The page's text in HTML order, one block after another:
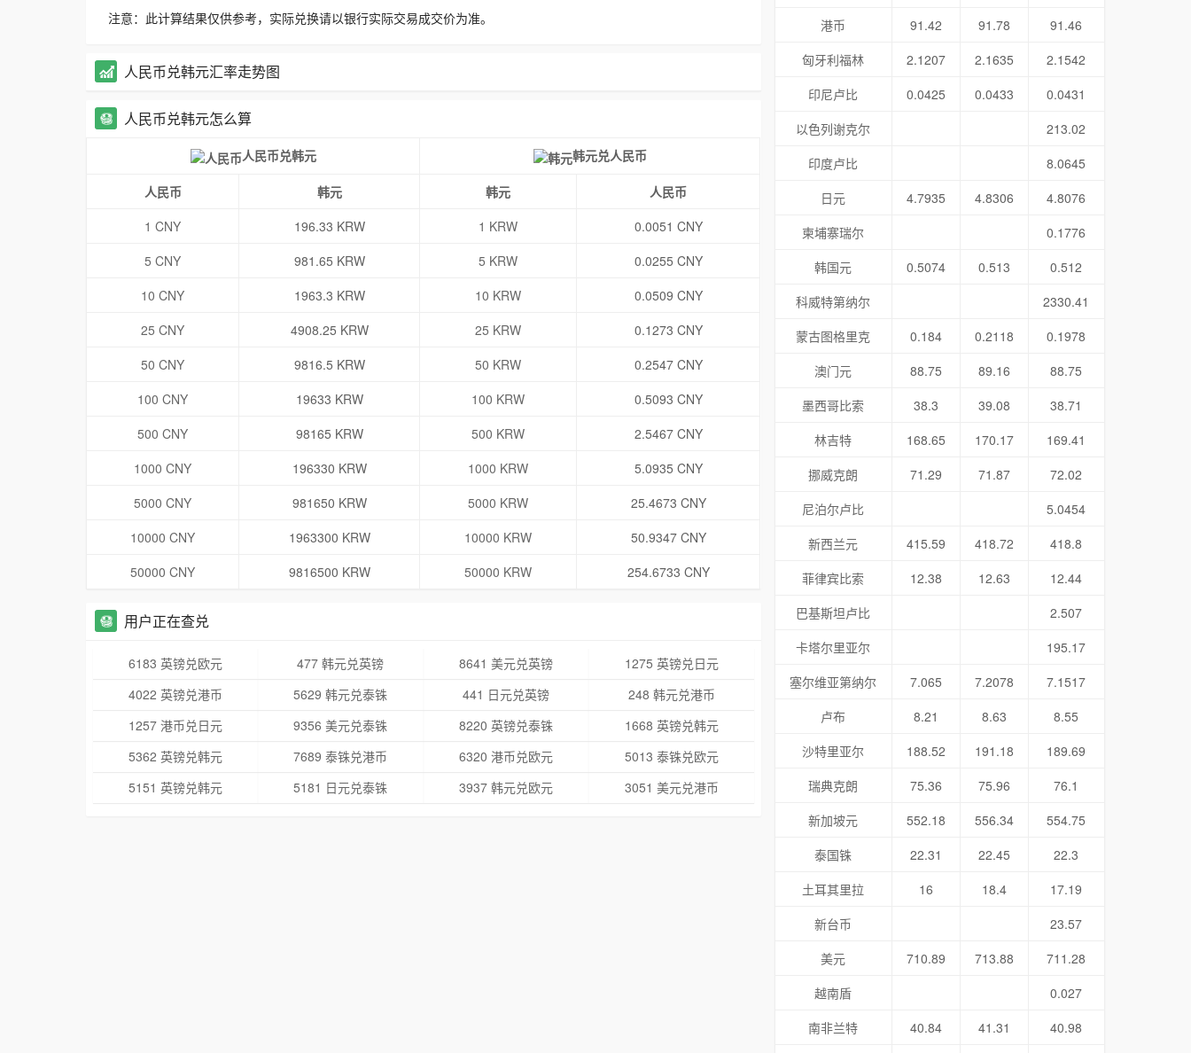
注意：此计算结果仅供参考，实际兑换请以银行实际交易成交价为准。
人民币兑韩元汇率走势图
人民币兑韩元怎么算
人民币兑韩元 韩元兑人民币
人民币 韩元 韩元
人民币
1 CNY
196.33 KRW 1 KRW
0.0051 CNY
5 CNY
981.65 KRW 5 KRW
0.0255 CNY
10 CNY
1963.3 KRW 10 KRW
0.0509 CNY
25 CNY
4908.25 KRW 25 KRW
0.1273 CNY
50 CNY
9816.5 KRW 50 KRW
0.2547 CNY
100 CNY
19633 KRW 100 KRW
0.5093 CNY
500 CNY
98165 KRW 500 KRW
2.5467 CNY
1000 CNY
196330 KRW 1000 KRW
5.0935 CNY
5000 CNY
981650 KRW 5000 KRW
25.4673 CNY
10000 CNY
1963300 KRW 10000 KRW
50.9347 CNY
50000 CNY
9816500 KRW 50000 KRW 254.6733 CNY
用户正在查兑
6183 英镑兑欧元 477 韩元兑英镑 8641 美元兑英镑
1275 英镑兑日元
4022 英镑兑港币
5629 韩元兑泰铢 441 日元兑英镑
248 韩元兑港币
1257 港币兑日元
9356 美元兑泰铢 8220 英镑兑泰铢
1668 英镑兑韩元
5362 英镑兑韩元
7689 泰铢兑港币 6320 港币兑欧元
5013 泰铢兑欧元
5151 英镑兑韩元
5181 日元兑泰铢 3937 韩元兑欧元 3051 美元兑港币
港币
91.42 91.78
91.46
匈牙利福林
2.1207 2.1635
2.1542
印尼卢比
0.0425 0.0433
0.0431
以色列谢克尔
213.02
印度卢比
8.0645
日元
4.7935 4.8306
4.8076
柬埔寨瑞尔
0.1776
韩国元
0.5074 0.513
0.512
科威特第纳尔
2330.41
蒙古图格里克
0.184 0.2118
0.1978
澳门元
88.75 89.16
88.75
墨西哥比索
38.3 39.08
38.71
林吉特
168.65 170.17
169.41
挪威克朗
71.29 71.87
72.02
尼泊尔卢比
5.0454
新西兰元
415.59 418.72
418.8
菲律宾比索
12.38 12.63
12.44
巴基斯坦卢比
2.507
卡塔尔里亚尔
195.17
塞尔维亚第纳尔
7.065 7.2078
7.1517
卢布
8.21 8.63
8.55
沙特里亚尔
188.52 191.18
189.69
瑞典克朗
75.36 75.96
76.1
新加坡元
552.18 556.34
554.75
泰国铢
22.31 22.45
22.3
土耳其里拉
16 18.4
17.19
新台币
23.57
美元
710.89 713.88
711.28
越南盾
0.027
南非兰特
40.84 41.31 40.98